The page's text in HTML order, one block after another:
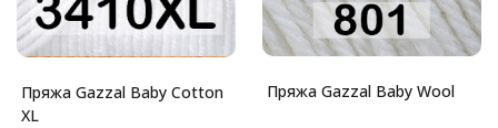
Пряжа Gazzal Baby Cotton
XL
Пряжа Gazzal Baby Wool